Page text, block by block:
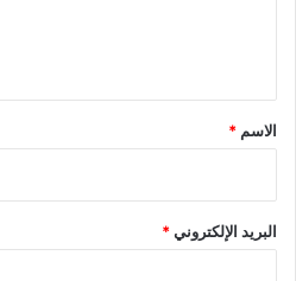
*
الاسم *
البريد الإلكتروني*